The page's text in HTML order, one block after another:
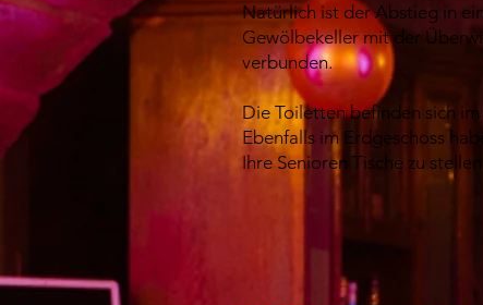
Natürlich ist der Abstieg in
Gewölbekeller mit der
verbunden.
Die Toiletten befinden sich im
Ebenfalls im Erdgeschoss
Ihre Senioren Tische zu